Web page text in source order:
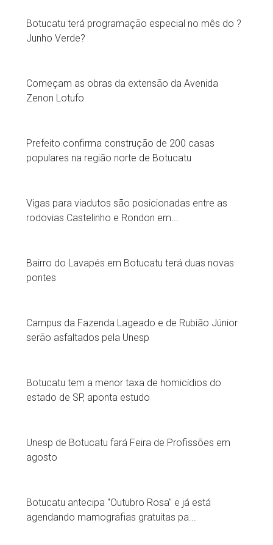
Botucatu terá programação especial no mês do ?
Junho Verde?
Começam as obras da extensão da Avenida
Zenon Lotufo
Prefeito confirma construção de 200 casas
populares na região norte de Botucatu
Vigas para viadutos são posicionadas entre as
rodovias Castelinho e Rondon em...
Bairro do Lavapés em Botucatu terá duas novas
pontes
Campus da Fazenda Lageado e de Rubião Júnior
serão asfaltados pela Unesp
Botucatu tem a menor taxa de homicídios do
estado de SP, aponta estudo
Unesp de Botucatu fará Feira de Profissões em
agosto
Botucatu antecipa "Outubro Rosa" e já está
agendando mamografias gratuitas pa...